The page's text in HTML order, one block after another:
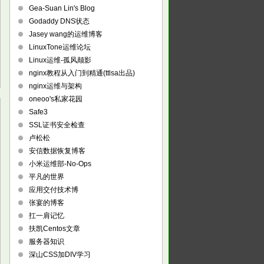
Gea-Suan Lin's Blog
Godaddy DNS状态
Jasey wang的运维博客
LinuxTone运维论坛
Linux运维-孤风颠影
nginx教程从入门到精通(ttlsa出品)
nginx运维与架构
oneoo's私家花园
Safe3
SSL证书安全检查
卢松松
安信数据恢复博客
小米运维部-No-Ops
平凡的世界
应用交付技术博
张宴的博客
扛一肩记忆
扶凯Centos文章
服务器知识
深山CSS加DIV学习